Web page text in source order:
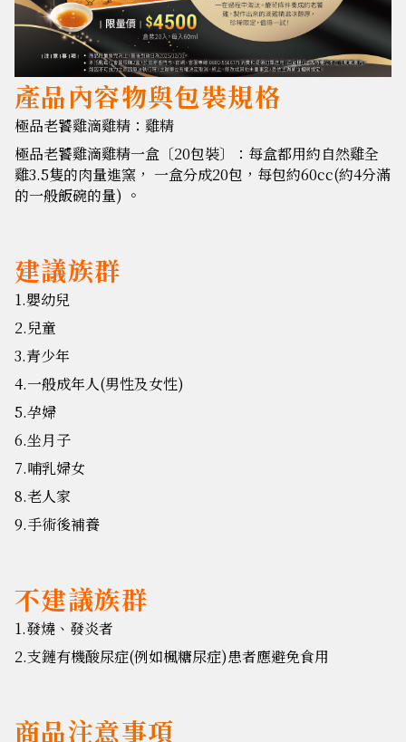
產品內容物與包裝規格
極品老饕雞滴雞精：雞精
極品老饕雞滴雞精一盒〔20包裝〕：每盒都用約自然雞全
雞3.5隻的肉量進窯， 一盒分成20包，每包約60cc(約4分滿
的一般飯碗的量) 。
建議族群
1.嬰幼兒
2.兒童
3.青少年
4.一般成年人(男性及女性)
5.孕婦
6.坐月子
7.哺乳婦女
8.老人家
9.手術後補養
不建議族群
1.發燒、發炎者
2.支鏈有機酸尿症(例如楓糖尿症)患者應避免食用
商品注意事項